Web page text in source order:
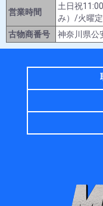
営業時間
土日祝
み）/火曜
古物商番号
神奈川県公